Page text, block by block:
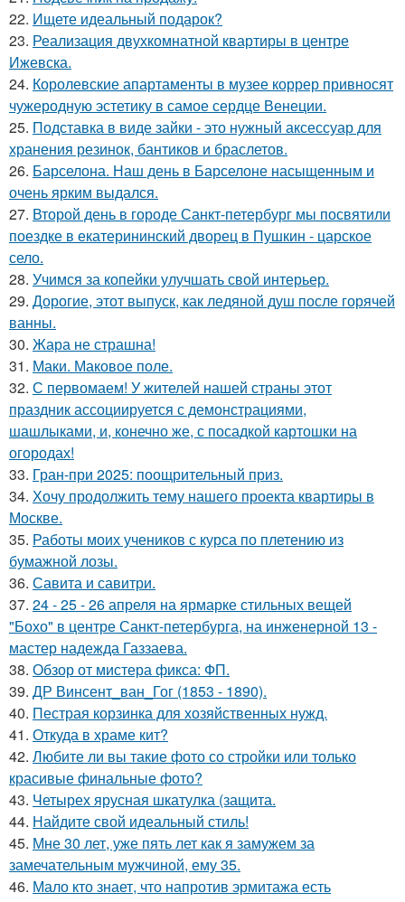
22. Ищете идеальный подарок?
23. Реализация двухкомнатной квартиры в центре
Ижевска.
24. Королевские апартаменты в музее коррер привносят
чужеродную эстетику в самое сердце Венеции.
25. Подставка в виде зайки - это нужный аксессуар для
хранения резинок, бантиков и браслетов.
26. Барселона. Наш день в Барселоне насыщенным и
очень ярким выдался.
27. Второй день в городе Санкт-петербург мы посвятили
поездке в екатерининский дворец в Пушкин - царское
село.
28. Учимся за копейки улучшать свой интерьер.
29. Дорогие, этот выпуск, как ледяной душ после горячей
ванны.
30. Жара не страшна!
31. Маки. Маковое поле.
32. С первомаем! У жителей нашей страны этот
праздник ассоциируется с демонстрациями,
шашлыками, и, конечно же, с посадкой картошки на
огородах!
33. Гран-при 2025: поощрительный приз.
34. Хочу продолжить тему нашего проекта квартиры в
Москве.
35. Работы моих учеников с курса по плетению из
бумажной лозы.
36. Савита и савитри.
37. 24 - 25 - 26 апреля на ярмарке стильных вещей
"Бохо" в центре Санкт-петербурга, на инженерной 13 -
мастер надежда Газзаева.
38. Обзор от мистера фикса: ФП.
39. ДР Винсент_ван_Гог (1853 - 1890).
40. Пестрая корзинка для хозяйственных нужд.
41. Откуда в храме кит?
42. Любите ли вы такие фото со стройки или только
красивые финальные фото?
43. Четырех ярусная шкатулка (защита.
44. Найдите свой идеальный стиль!
45. Мне 30 лет, уже пять лет как я замужем за
замечательным мужчиной, ему 35.
46. Мало кто знает, что напротив эрмитажа есть